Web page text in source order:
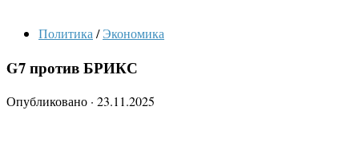
Политика / Экономика
G7 против БРИКС
Опубликовано · 23.11.2025